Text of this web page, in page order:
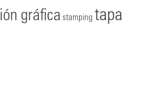
gráfica stamping tapa